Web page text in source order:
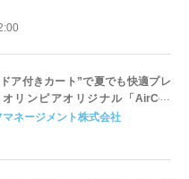
8月6日(木)より順次スタート
ア付きカート”で夏でも快適プレ
ンピアオリジナル「AirCon
ト）」導入 | ＰＧＭ
ネージメント株式会社